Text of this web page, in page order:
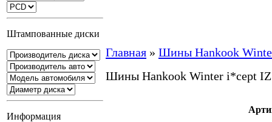
Штампованные диски
Информация
Главная » Шины Hankook
Шины Hankook Winter i*cept